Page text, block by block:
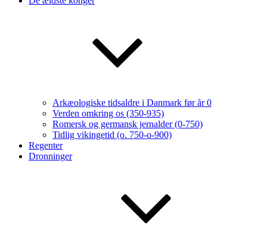
Arkæologiske tidsaldre i Danmark før år 0
Verden omkring os (350-935)
Romersk og germansk jernalder (0-750)
Tidlig vikingetid (o. 750-o-900)
Regenter
Dronninger